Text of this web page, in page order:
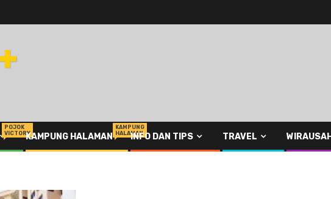
POJOK
VICTORYKAMPUNG HALAMAN
KAMPUNG
HALAMANINFO DAN TIPS TRAVEL